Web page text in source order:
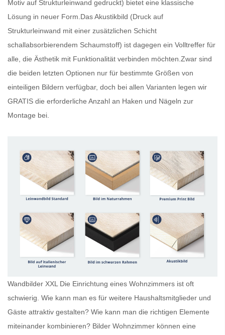
Motiv auf Strukturleinwand gedruckt) bietet eine klassische
Lösung in neuer Form.Das Akustikbild (Druck auf
Strukturleinwand mit einer zusätzlichen Schicht
schallabsorbierendem Schaumstoff) ist dagegen ein Volltreffer für
alle, die Ästhetik mit Funktionalität verbinden möchten.Zwar sind
die beiden letzten Optionen nur für bestimmte Größen von
einteiligen Bildern verfügbar, doch bei allen Varianten legen wir
GRATIS die erforderliche Anzahl an Haken und Nägeln zur
Montage bei.
Wandbilder XXL Die Einrichtung eines Wohnzimmers ist oft
schwierig. Wie kann man es für weitere Haushaltsmitglieder und
Gäste attraktiv gestalten? Wie kann man die richtigen Elemente
miteinander kombinieren? Bilder Wohnzimmer können eine